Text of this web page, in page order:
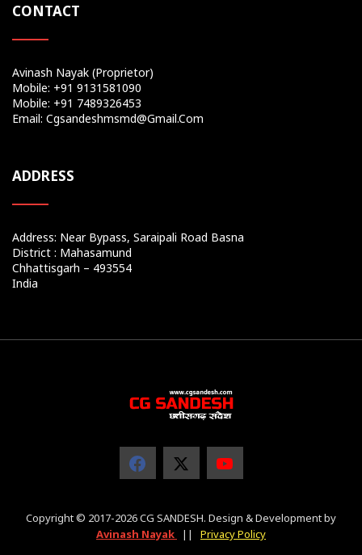
CONTACT
Avinash Nayak (Proprietor)
Mobile: +91 9131581090
Mobile: +91 7489326453
Email: Cgsandeshmsmd@gmail.com
ADDRESS
Address: Near Bypass, Saraipali Road Basna
District : Mahasamund
Chhattisgarh – 493554
India
Copyright © 2017-2026 CG SANDESH. Design & Development by
Avinash Nayak
|| Privacy Policy